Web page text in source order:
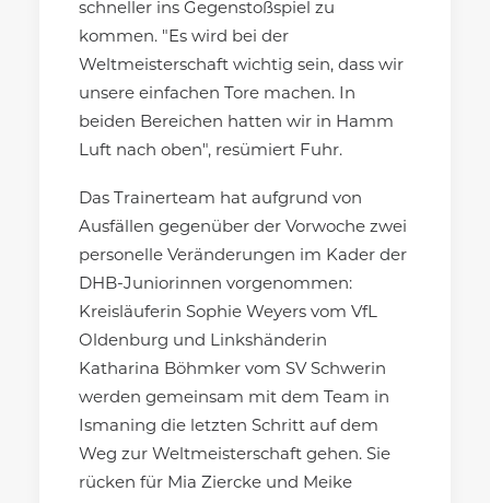
schneller ins Gegenstoßspiel zu
kommen. "Es wird bei der
Weltmeisterschaft wichtig sein, dass wir
unsere einfachen Tore machen. In
beiden Bereichen hatten wir in Hamm
Luft nach oben", resümiert Fuhr.
Das Trainerteam hat aufgrund von
Ausfällen gegenüber der Vorwoche zwei
personelle Veränderungen im Kader der
DHB-Juniorinnen vorgenommen:
Kreisläuferin Sophie Weyers vom VfL
Oldenburg und Linkshänderin
Katharina Böhmker vom SV Schwerin
werden gemeinsam mit dem Team in
Ismaning die letzten Schritt auf dem
Weg zur Weltmeisterschaft gehen. Sie
rücken für Mia Ziercke und Meike